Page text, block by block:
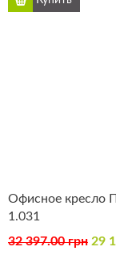
Офисное кресло
1.031
32 397.00 грн 29